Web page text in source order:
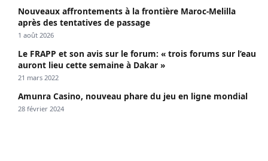
Nouveaux affrontements à la frontière Maroc-Melilla
après des tentatives de passage
1 août 2026
Le FRAPP et son avis sur le forum: « trois forums sur l’eau
auront lieu cette semaine à Dakar »
21 mars 2022
Amunra Casino, nouveau phare du jeu en ligne mondial
28 février 2024